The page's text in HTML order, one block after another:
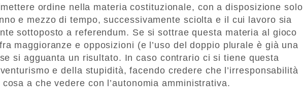
ordine nella materia costituzionale, con a disposizione solo
e mezzo di tempo, successivamente sciolta e il cui lavoro sia
sottoposto a referendum. Se si sottrae questa materia al gioco
maggioranze e opposizioni (e l’uso del doppio plurale è già una
si agguanta un risultato. In caso contrario ci si tiene questa
e della stupidità, facendo credere che l’irresponsabilità
a che vedere con l’autonomia amministrativa.